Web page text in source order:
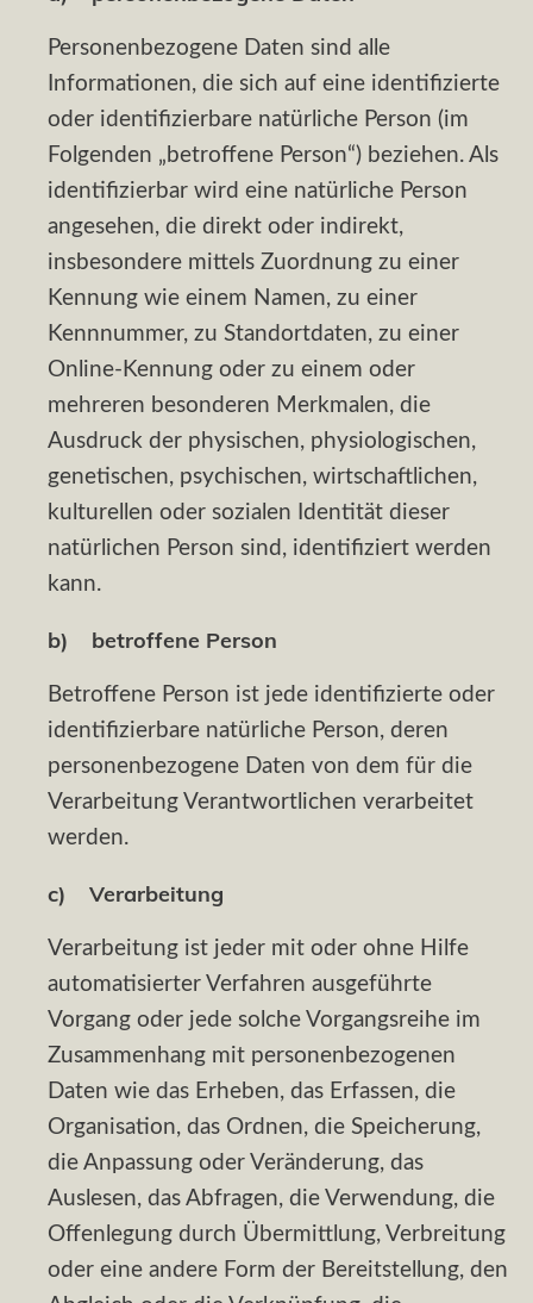
Personenbezogene Daten sind alle
Informationen, die sich auf eine identifizierte
oder identifizierbare natürliche Person (im
Folgenden „betroffene Person“) beziehen. Als
identifizierbar wird eine natürliche Person
angesehen, die direkt oder indirekt,
insbesondere mittels Zuordnung zu einer
Kennung wie einem Namen, zu einer
Kennnummer, zu Standortdaten, zu einer
Online-Kennung oder zu einem oder
mehreren besonderen Merkmalen, die
Ausdruck der physischen, physiologischen,
genetischen, psychischen, wirtschaftlichen,
kulturellen oder sozialen Identität dieser
natürlichen Person sind, identifiziert werden
kann.
b) betroffene Person
Betroffene Person ist jede identifizierte oder
identifizierbare natürliche Person, deren
personenbezogene Daten von dem für die
Verarbeitung Verantwortlichen verarbeitet
werden.
c) Verarbeitung
Verarbeitung ist jeder mit oder ohne Hilfe
automatisierter Verfahren ausgeführte
Vorgang oder jede solche Vorgangsreihe im
Zusammenhang mit personenbezogenen
Daten wie das Erheben, das Erfassen, die
Organisation, das Ordnen, die Speicherung,
die Anpassung oder Veränderung, das
Auslesen, das Abfragen, die Verwendung, die
Offenlegung durch Übermittlung, Verbreitung
oder eine andere Form der Bereitstellung, den